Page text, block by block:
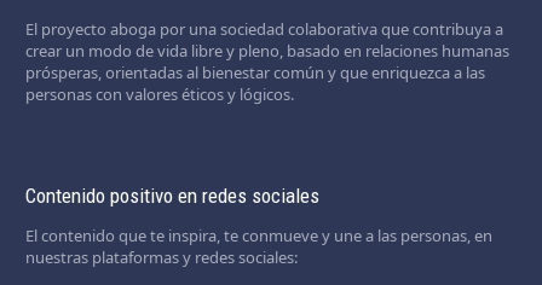
El proyecto aboga por una sociedad colaborativa que contribuya a
crear un modo de vida libre y pleno, basado en relaciones humanas
prósperas, orientadas al bienestar común y que enriquezca a las
personas con valores éticos y lógicos.
Contenido positivo en redes sociales
El contenido que te inspira, te conmueve y une a las personas, en
nuestras plataformas y redes sociales: